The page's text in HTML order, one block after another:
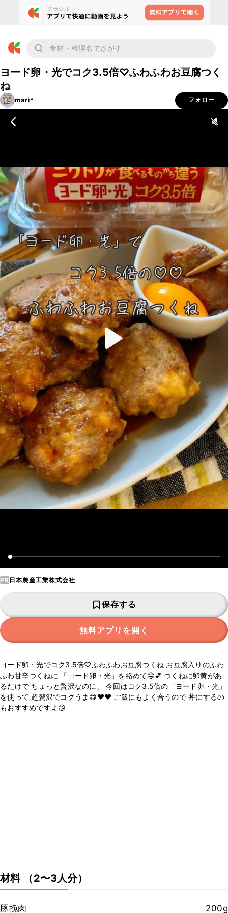
ヨード卵・光でコク3.5倍♡ふわふわお豆腐つく
ね
mari* フォロー
PR 日本農産工業株式会社
保存する
無料アプリを開く
ヨード卵・光でコク3.5倍♡ふわふわお豆腐つくね お豆腐入りのふわ
ふわ甘辛つくねに 「ヨード卵・光」を絡めて🤤💕 つくねに卵黄があ
るだけで ちょっと贅沢なのに、 今回はコク3.5倍の「ヨード卵・光」
を使って 超贅沢でコクうま😋❤️❤️ ご飯にもよく合うので 丼にするの
もおすすめですよ😘
材料 （2〜3人分）
豚挽肉 200g